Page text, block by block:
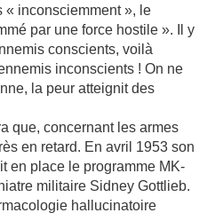
« inconsciemment », le
par une force hostile ». Il y
conscients, voilà
inconscients ! On ne
la peur atteignit des
que, concernant les armes
en retard. En avril 1953 son
en place le programme MK-
militaire Sidney Gottlieb.
hallucinatoire